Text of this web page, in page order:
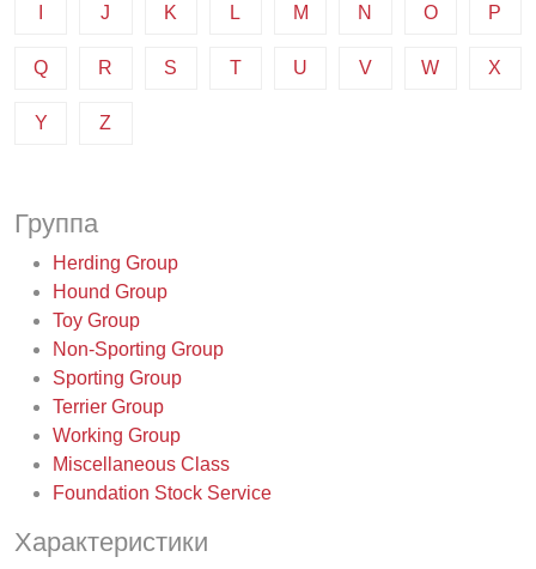
J K L M N O P
Q R S T U V W X
Y Z
Группа
Herding Group
Hound Group
Toy Group
Non-Sporting Group
Sporting Group
Terrier Group
Working Group
Miscellaneous Class
Foundation Stock Service
Характеристики